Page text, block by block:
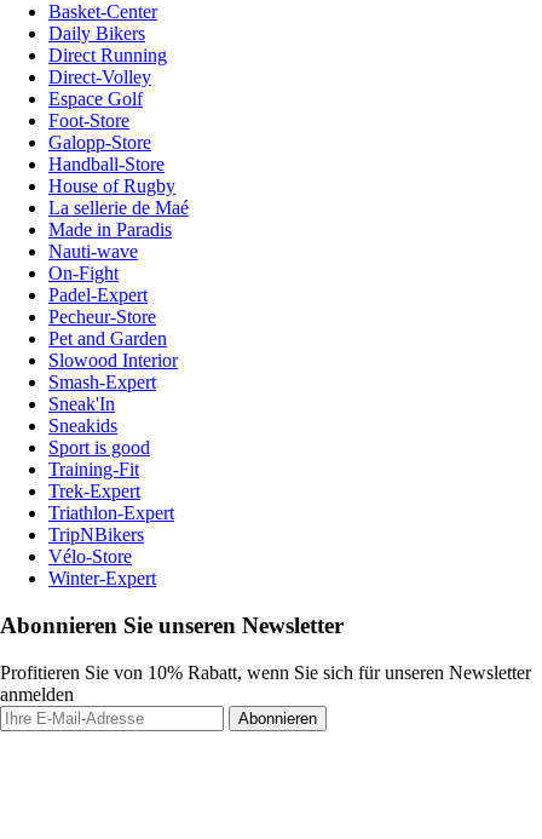
Basket-Center
Daily Bikers
Direct Running
Direct-Volley
Espace Golf
Foot-Store
Galopp-Store
Handball-Store
House of Rugby
La sellerie de Maé
Made in Paradis
Nauti-wave
On-Fight
Padel-Expert
Pecheur-Store
Pet and Garden
Slowood Interior
Smash-Expert
Sneak'In
Sneakids
Sport is good
Training-Fit
Trek-Expert
Triathlon-Expert
TripNBikers
Vélo-Store
Winter-Expert
Abonnieren Sie unseren Newsletter
Profitieren Sie von 10% Rabatt, wenn Sie sich für unseren Newsletter
anmelden
Abonnieren